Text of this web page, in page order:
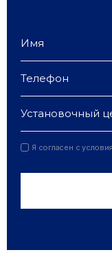
Установочный
Я согласен с